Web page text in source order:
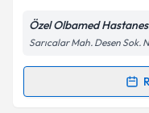
Kişisel
Metni'ni
Özel Olbamed
Sarıcalar Mah. Desen Sok.
Randevu